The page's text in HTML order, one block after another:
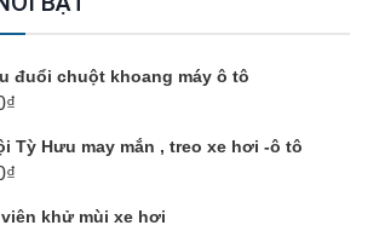
đuổi chuột khoang máy ô tô
₫
Tỳ Hưu may mắn , treo xe hơi -ô tô
₫
khử mùi xe hơi